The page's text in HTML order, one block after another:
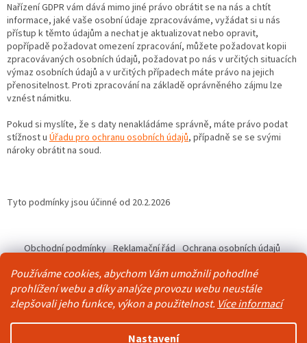
Používáme cookies, abychom Vám umožnili pohodlné
prohlížení webu a díky analýze provozu webu neustále
zlepšovali jeho funkce, výkon a použitelnost. Více informací
Nastavení
Nařízení GDPR vám dává mimo jiné právo obrátit se na nás a chtít
informace, jaké vaše osobní údaje zpracováváme, vyžádat si u nás
přístup k těmto údajům a nechat je aktualizovat nebo opravit,
popřípadě požadovat omezení zpracování, můžete požadovat kopii
zpracovávaných osobních údajů, požadovat po nás v určitých situacích
výmaz osobních údajů a v určitých případech máte právo na jejich
přenositelnost. Proti zpracování na základě oprávněného zájmu lze
vznést námitku.
Pokud si myslíte, že s daty nenakládáme správně, máte právo podat
stížnost u Úřadu pro ochranu osobních údajů, případně se se svými
nároky obrátit na soud.
Tyto podmínky jsou účinné od 20.2.2026
p
Obchodní podmínky Reklamační řád Ochrana osobních údajů